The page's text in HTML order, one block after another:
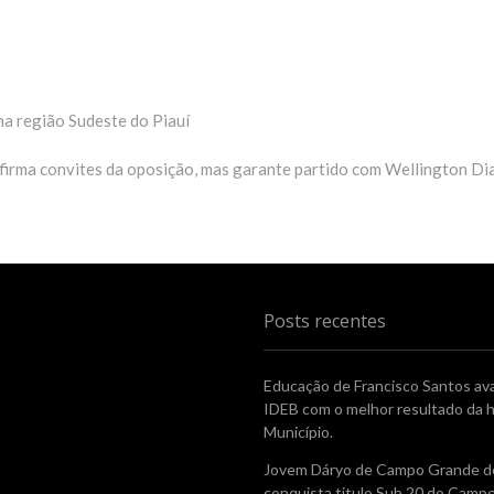
região Sudeste do Piauí
convites da oposição, mas garante partido com Wellington
Posts recentes
Educação de Francisco Santos
IDEB com o melhor resultado da
Município.
Jovem Dáryo de Campo Grande